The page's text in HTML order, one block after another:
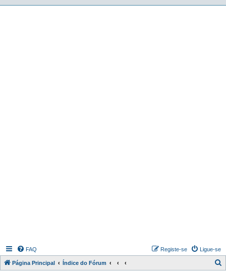
FAQ Ligue-se
Registe-se
Página Principal Índice do Fórum